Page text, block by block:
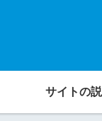
サイトの